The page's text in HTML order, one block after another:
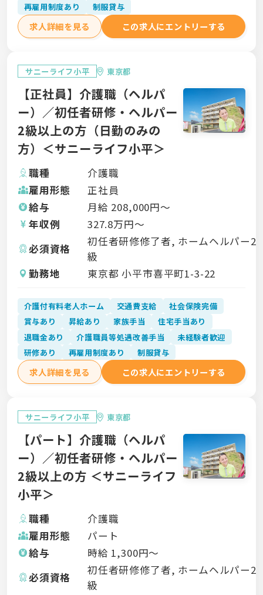
再雇用制度あり
制服貸与
求人詳細を見る この求人にエントリーする
サニーライフ小平 東京都
【正社員】介護職（ヘルパ
ー）／初任者研修・ヘルパー
2級以上の方（日勤のみの
方）＜サニーライフ小平＞
職種
介護職
雇用形態
正社員
給与
月給 208,000円〜
年収例
327.8万円〜
必須資格
初任者研修修了者, ホームヘルパー2
級
勤務地
東京都 小平市喜平町1-3-22
介護付有料老人ホーム 交通費支給
社会保険完備
賞与あり
昇給あり 家族手当
住宅手当あり
退職金あり
介護職員等処遇改善手当
未経験者歓迎
研修あり
再雇用制度あり 制服貸与
求人詳細を見る この求人にエントリーする
サニーライフ小平 東京都
【パート】介護職（ヘルパ
ー）／初任者研修・ヘルパー
2級以上の方 ＜サニーライフ
小平＞
職種
介護職
雇用形態
パート
給与
時給 1,300円〜
必須資格
初任者研修修了者, ホームヘルパー2
級